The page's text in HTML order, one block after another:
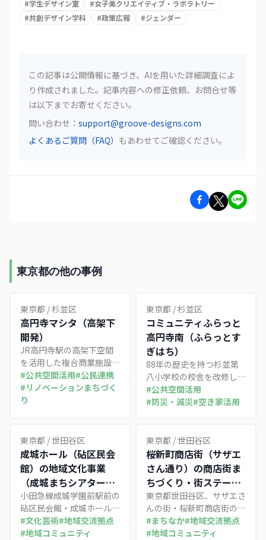
#学生デザイン室 #女子美クリエイティブ・ラボラトリー
#共創デザイン学科 #政策広報 #ジェンダー
この記事は公開情報に基づき、AIを用いた詳細調査によ
り作成されました。記事内容への修正依頼、お問合せ等
は以下までお寄せください。
問い合わせ： support@groove-designs.com
よくあるご質問（FAQ） もあわせてご確認ください。
東京都の他の事例
東京都 /杉並区
高円寺マシタ（高架下
開発）
JR高円寺駅の高架下空間
を活用した複合商業施設。
2023年開業後、段階的に
店舗を拡大し、地域住民参
加型アートプロジェクトを
#公共空間活用#公民連携
# リノベーションまちづく
り
東京都 /杉並区
コミュニティふらっと
高円寺南（ふらっとす
ぎはち）
88年の歴史を持つ杉並第
八小学校の校舎を改修し、
図書館・コミュニティ施
設・公園が一体となった多
活用事例
#公共空間活用
#防災・減災#空き家活用
東京都 /世田谷区
成城ホール（砧区民会
館）の地域文化事業
（成城まちシアター音
楽祭・SEIJO JAZZ
NIGHT ほか）
小田急線成城学園前駅前の
砧区民会館・成城ホール
で、指定管理者の世田谷サ
ービス公社が展開する自主
#文化芸術#地域交流拠点
#地域コミュニティ
東京都 /世田谷区
桜新町商店街（サザエ
さん通り）の商店街ま
ちづくり・街ステーシ
ョン
東京都世田谷区、サザエさ
んの街・桜新町商店街の取
り組み。長谷川町子ゆかり
のキャラクターでブランデ
#まちなか#地域交流拠点
#地域コミュニティ